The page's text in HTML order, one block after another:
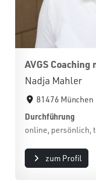
AVGS Coaching
Nadja Mahler
81476 München
Durchführung
online, persönlich,
zum Profil